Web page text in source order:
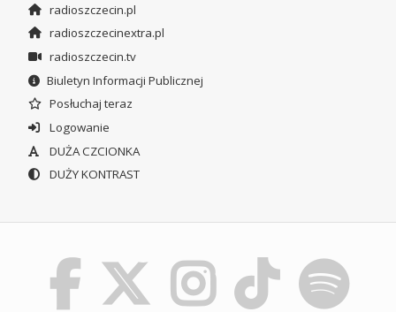
radioszczecin.pl
radioszczecinextra.pl
radioszczecin.tv
Biuletyn Informacji Publicznej
Posłuchaj teraz
Logowanie
DUŻA CZCIONKA
DUŻY KONTRAST